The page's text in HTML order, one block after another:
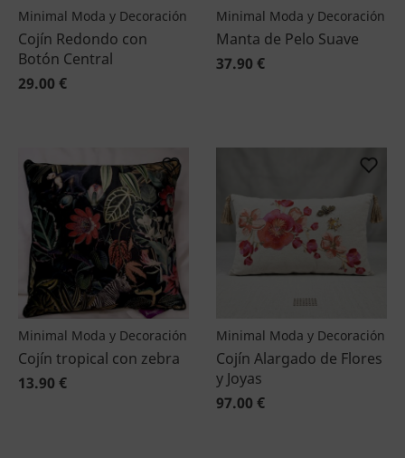
Minimal Moda y Decoración
Cojín Redondo con
Botón Central
29.00 €
Minimal Moda y Decoración
Manta de Pelo Suave
37.90 €
Minimal Moda y Decoración
Cojín tropical con zebra
13.90 €
Minimal Moda y Decoración
Cojín Alargado de Flores
y Joyas
97.00 €